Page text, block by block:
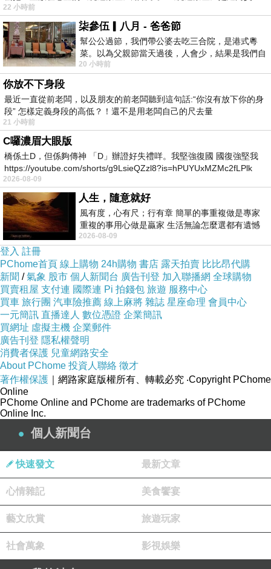
屬於春天，在一個夢裡。
22 小時前
柒參伍▎八月 - 爸爸節
幫公公過節，我們帶公婆去吃三合院，是港式粵
菜。以為父親節當天過後，人會少，結果是我們自
己想多了。人陸續地進，滿滿都是人，個人
20 小時前
你放不下身段
最近一直從前老闆，以及朋友的前老闆聽到這句話:“你沒有放下你的身
段” 怎樣定義身段的高低？！還不是用老闆自己的尺去量
21 小時前
C囉濃眉大眼版
橋係土D，但係夠傳神 「D」辦證好失禮咩。我堅強復國 國復強堅我
https://youtube.com/shorts/g9LsieQZzl8?is=hPUYUxMZMc2fLPlk
2026-08-09
人生，隨意就好
風有度，心有尺；行有章 簡單的事重複做是專家
重複的事用心做是贏家 生活無論怎麼選都有遺憾
所以開心就好 生活不會辜負認真
2026-08-09
登入 註冊
PChome首頁 線上購物 24h購物 書店 露天拍賣 比比昂代購
新聞 /氣象 股市 個人新聞台 廣告刊登 加入聯播網 全球購物
買賣租屋 支付連 國際連 Pi 拍錢包 旅遊 服務中心
買車 旅行團 汽車險推薦 線上麻將 雜誌 星座命理 會員中心
一元簡訊 直播達人 數位憑證 企業簡訊
買網址 虛擬主機 企業郵件
廣告刊登 隱私權聲明
消費者保護 兒童網路安全
About PChome 投資人聯絡 徵才
著作權保護 ｜網路家庭版權所有、轉載必究 ‧Copyright PChome
Online
PChome Online and PChome are trademarks of PChome
Online Inc.
個人新聞台
快速發文 最新文章
心情雜記 美食饗宴
藝文欣賞 旅遊玩家
社會萬象 影視娛樂